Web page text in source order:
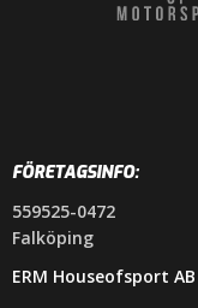
FÖRETAGSINFO:
559525-0472
Falköping
ERM Houseofsport AB